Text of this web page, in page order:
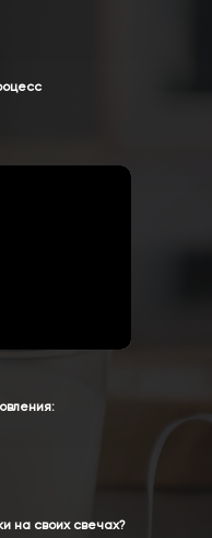
на своих свечах?